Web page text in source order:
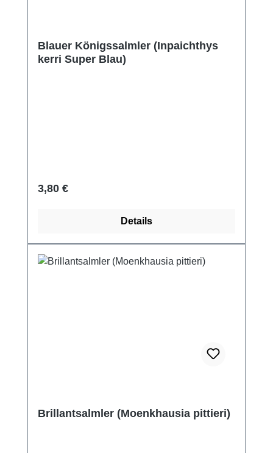
Blauer Königssalmler (Inpaichthys
kerri Super Blau)
Regulärer Preis:
3,80 €
Details
Brillantsalmler (Moenkhausia pittieri)